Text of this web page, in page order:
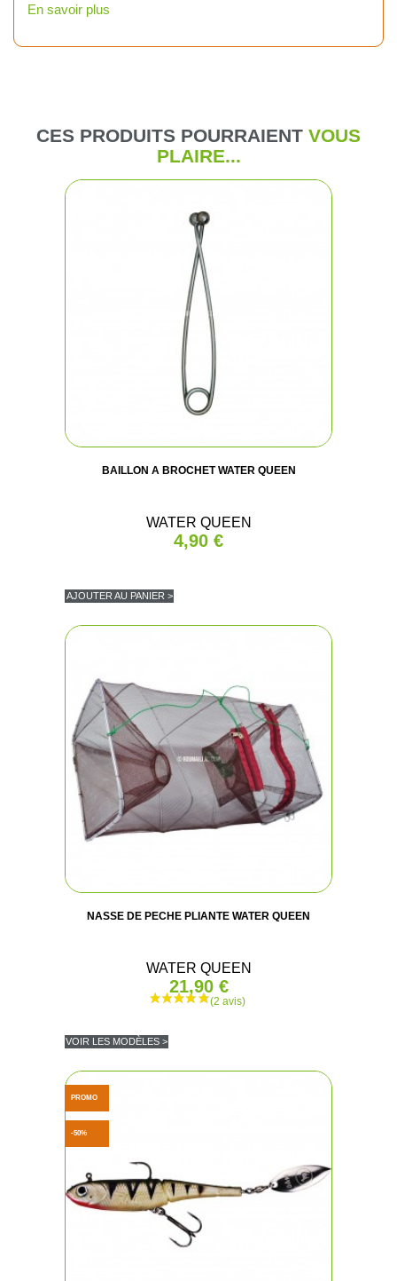
En savoir plus
CES PRODUITS POURRAIENT VOUS
PLAIRE...
BAILLON A BROCHET WATER QUEEN
WATER QUEEN
4,90 €
AJOUTER AU PANIER >
NASSE DE PECHE PLIANTE WATER QUEEN
WATER QUEEN
21,90 €
VOIR LES MODÈLES >
PROMO
-50%